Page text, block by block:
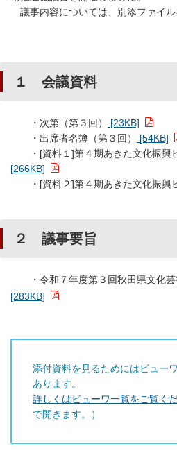
議事内容については、別添ファイル
１ 会議資料
・次第（第３回）
[23KB]
・出席者名簿（第３回）
[54KB]
・[資料１]第４期あきた文化振興
[266KB]
・[資料２]第４期あきた文化振興ビ
２ 議事要旨
・令和７年度第３回秋田県文化
[283KB]
添付資料を見るためにはビュー
あります。
詳しくはビューワ一覧をご覧くだ
で開きます。）